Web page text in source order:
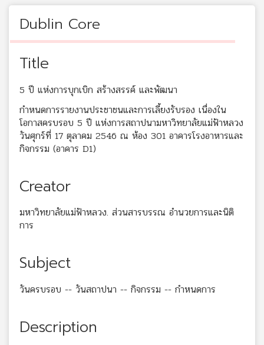
Dublin Core
Title
5 ปี แห่งการบุกเบิก สร้างสรรค์ และพัฒนา
กำหนดการรายงานประชาชนและการเลี้ยงรับรอง เนื่องใน
โอกาสครบรอบ 5 ปี แห่งการสถาปนามหาวิทยาลัยแม่ฟ้าหลวง
วันศุกร์ที่ 17 ตุลาคม 2546 ณ ห้อง 301 อาคารโรงอาหารและ
กิจกรรม (อาคาร D1)
Creator
มหาวิทยาลัยแม่ฟ้าหลวง. ส่วนสารบรรณ อำนวยการและนิติ
การ
Subject
วันครบรอบ -- วันสถาปนา -- กิจกรรม -- กำหนดการ
Description